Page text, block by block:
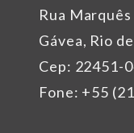
Rua
Gávea, Rio
Cep: 22451-
Fone: +55